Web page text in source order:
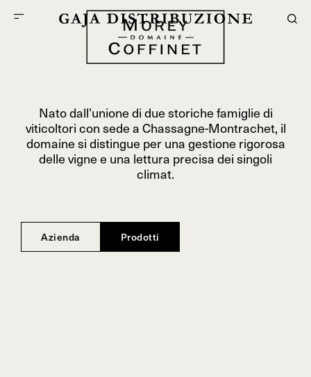
Nato dall’unione di due storiche famiglie di
viticoltori con sede a Chassagne-Montrachet, il
domaine si distingue per una gestione rigorosa
delle vigne e una lettura precisa dei singoli
climat.
Azienda Prodotti